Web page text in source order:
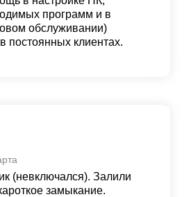
программ и в
обслуживании)
постоянных клиентах.
(невключался). Залили
замыкание.